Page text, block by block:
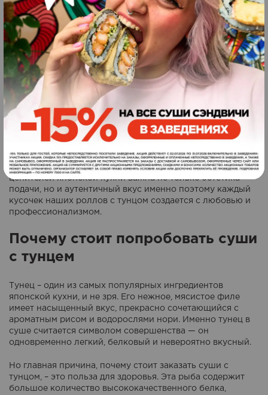
Суши с тунцом:
Идеальное сочетание
вкуса и свежести
Если вы цените настоящий вкус моря, нежную текстуру и
сбалансированную гармонию ингредиентов, обязательно
попробуйте суши с тунцом от Roll Club в Ровно. Это
блюдо, сочетающее простоту, изящество и высочайшее
качество продуктов. Мы знаем, что для настоящих
ценителей японской кухни важна не только эстетика
подачи, но и аутентичный вкус именно поэтому каждый
кусочек наших роллов с тунцом создается с любовью и
профессионализмом.
Почему стоит попробовать суши
с тунцем
Тунец – один из самых популярных ингредиентов
японской кухни, и не зря. Его нежное, мясистое филе
имеет насыщенный вкус, прекрасно сочетающийся с
ароматным рисом и водорослями нори. Именно тунец в
суше считается символом совершенства — он
одновременно легкий, белковый и невероятно вкусный.
Но главная причина, почему стоит заказать суши с
тунцом, – это польза для здоровья. Эта рыба содержит
большое количество высококачественного белка,